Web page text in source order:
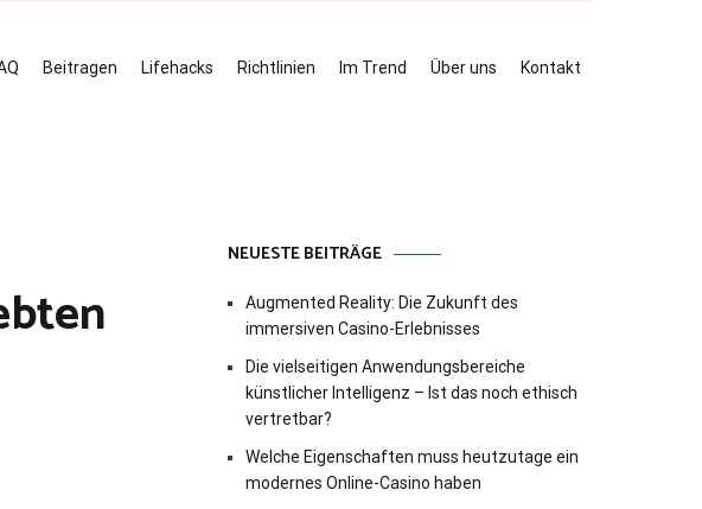
Beitragen Lifehacks Richtlinien Im Trend Über uns Kontakt
NEUESTE BEITRÄGE
Augmented Reality: Die Zukunft des
immersiven Casino-Erlebnisses
Die vielseitigen Anwendungsbereiche
künstlicher Intelligenz – Ist das noch ethisch
vertretbar?
Welche Eigenschaften muss heutzutage ein
modernes Online-Casino haben